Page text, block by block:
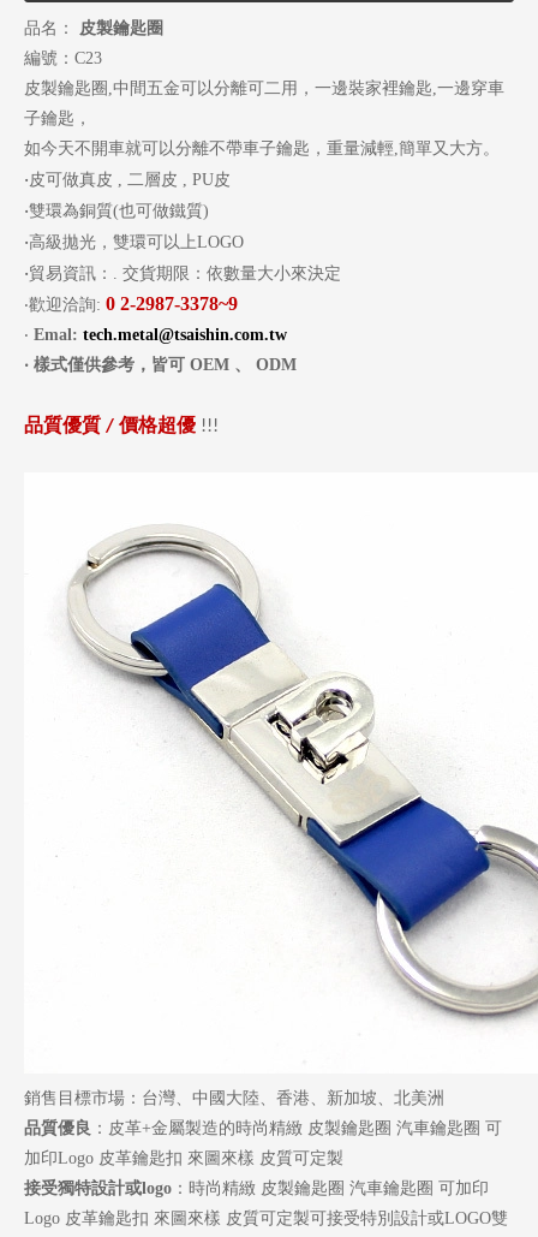
品名：
皮製鑰匙圈
編號：C23
皮製鑰匙圈,中間五金可以分離可二用，一邊裝家裡鑰匙,一邊穿車
子鑰匙，
如今天不開車就可以分離不帶車子鑰匙，重量減輕,簡單又大方。
‧ 皮可做真皮 , 二層皮 , PU皮
‧雙環為銅質(也可做鐵質)
‧高級拋光，雙環可以上LOGO
‧貿易資訊：. 交貨期限：依數量大小來決定
‧歡迎洽詢: 0 2-2987-3378~9
‧ Emal: tech.metal@tsaishin.com.tw
‧ 樣式僅供參考，皆可 OEM 、 ODM
品質優質 / 價格超優 !!!
銷售目標市場：台灣、中國大陸、香港、新加坡、北美洲
品質優良 ：皮革+金屬製造的時尚精緻 皮製鑰匙圈 汽車鑰匙圈 可
加印Logo 皮革鑰匙扣 來圖來樣 皮質可定製
接受獨特設計或logo ：時尚精緻 皮製鑰匙圈 汽車鑰匙圈 可加印
Logo 皮革鑰匙扣 來圖來樣 皮質可定製可接受特別設計或LOGO雙